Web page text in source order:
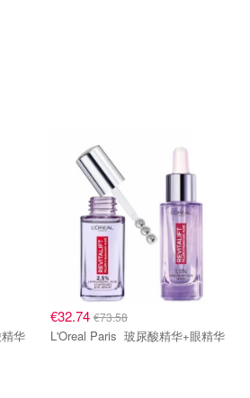
酸精华
€32.74 €73.58
L'Oreal Paris 玻尿酸精华+眼精华